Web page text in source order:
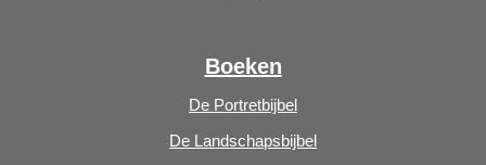
Boeken
De Portretbijbel
De Landschapsbijbel